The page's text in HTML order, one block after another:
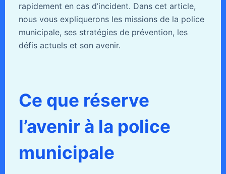
rapidement en cas d’incident. Dans cet article,
nous vous expliquerons les missions de la police
municipale, ses stratégies de prévention, les
défis actuels et son avenir.
Ce que réserve
l’avenir à la police
municipale